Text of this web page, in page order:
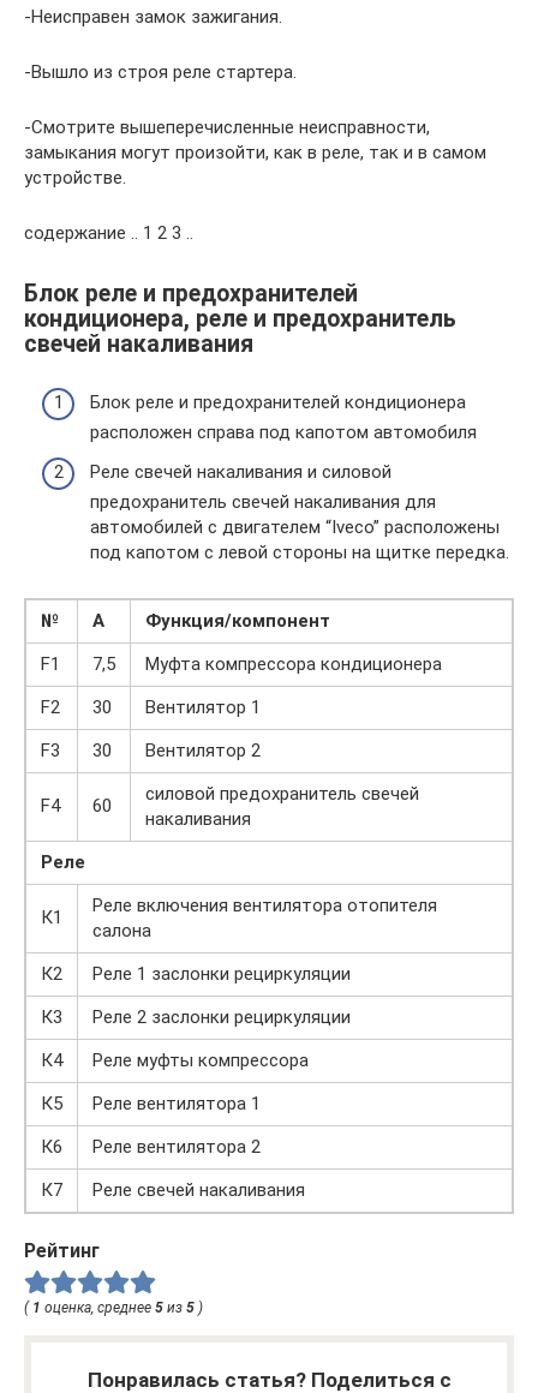
-Неисправен замок зажигания.
-Вышло из строя реле стартера.
-Смотрите вышеперечисленные неисправности,
замыкания могут произойти, как в реле, так и в самом
устройстве.
содержание .. 1 2 3 ..
Блок реле и предохранителей
кондиционера, реле и предохранитель
свечей накаливания
Блок реле и предохранителей кондиционера
расположен справа под капотом автомобиля
Реле свечей накаливания и силовой
предохранитель свечей накаливания для
автомобилей с двигателем “Iveco” расположены
под капотом с левой стороны на щитке передка.
№ А
Функция/компонент
F1
7,5
Муфта компрессора кондиционера
F2
30
Вентилятор 1
F3
30 Вентилятор 2
F4 60
силовой предохранитель свечей
накаливания
Реле
К1
Реле включения вентилятора отопителя
салона
К2
Реле 1 заслонки рециркуляции
К3
Реле 2 заслонки рециркуляции
К4
Реле муфты компрессора
К5
Реле вентилятора 1
К6
Реле вентилятора 2
К7
Реле свечей накаливания
Рейтинг
( 1 оценка, среднее 5 из 5 )
Понравилась статья? Поделиться с